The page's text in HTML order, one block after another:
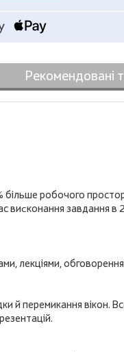
Рекомендовані
робочого
завдання в
лекціями,
й перемикання вікон.